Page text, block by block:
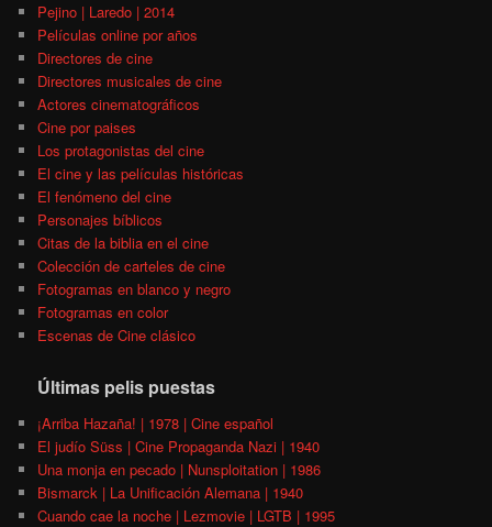
Pejino | Laredo | 2014
Películas online por años
Directores de cine
Directores musicales de cine
Actores cinematográficos
Cine por paises
Los protagonistas del cine
El cine y las películas históricas
El fenómeno del cine
Personajes bíblicos
Citas de la biblia en el cine
Colección de carteles de cine
Fotogramas en blanco y negro
Fotogramas en color
Escenas de Cine clásico
Últimas pelis puestas
¡Arriba Hazaña! | 1978 | Cine español
El judío Süss | Cine Propaganda Nazi | 1940
Una monja en pecado | Nunsploitation | 1986
Bismarck | La Unificación Alemana | 1940
Cuando cae la noche | Lezmovie | LGTB | 1995